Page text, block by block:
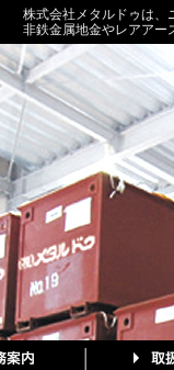
株式会社メタルドゥは、
非鉄金属地金やレアアー